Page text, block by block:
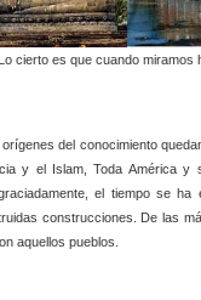
es que cuando miramos
del conocimiento
y el Islam, Toda América y
el tiempo se
construcciones. De las
aquellos pueblos.